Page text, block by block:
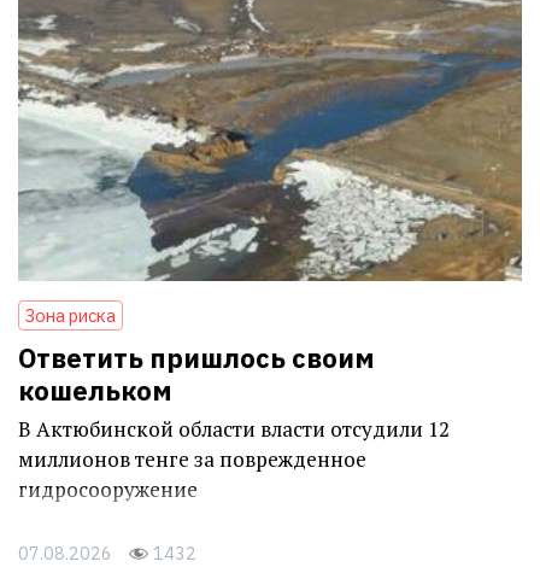
Зона риска
Ответить пришлось своим
кошельком
В Актюбинской области власти отсудили 12
миллионов тенге за поврежденное
гидросооружение
07.08.2026 1432